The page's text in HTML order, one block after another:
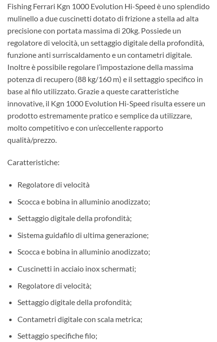
Fishing Ferrari Kgn 1000 Evolution Hi-Speed è uno splendido
mulinello a due cuscinetti dotato di frizione a stella ad alta
precisione con portata massima di 20kg. Possiede un
regolatore di velocità, un settaggio digitale della profondità,
funzione anti surriscaldamento e un contametri digitale.
Inoltre è possibile regolare l’impostazione della massima
potenza di recupero (88 kg/160 m) e il settaggio specifico in
base al filo utilizzato. Grazie a queste caratteristiche
innovative, il Kgn 1000 Evolution Hi-Speed risulta essere un
prodotto estremamente pratico e semplice da utilizzare,
molto competitivo e con un’eccellente rapporto
qualità/prezzo.
Caratteristiche:
Regolatore di velocità
Scocca e bobina in alluminio anodizzato;
Settaggio digitale della profondità;
Sistema guidafilo di ultima generazione;
Scocca e bobina in alluminio anodizzato;
Cuscinetti in acciaio inox schermati;
Regolatore di velocità;
Settaggio digitale della profondità;
Contametri digitale con scala metrica;
Settaggio specifiche filo;